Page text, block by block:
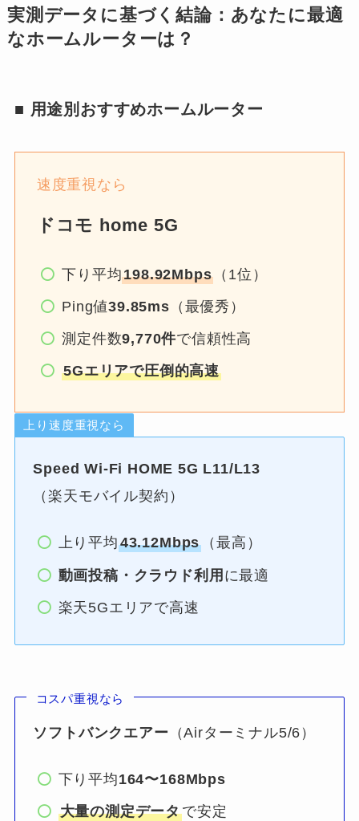
実測データに基づく結論：あなたに最適
なホームルーターは？
■ 用途別おすすめホームルーター
速度重視なら
ドコモ home 5G
下り平均198.92Mbps （1位）
Ping値39.85ms （最優秀）
測定件数9,770件で信頼性高
5Gエリアで圧倒的高速
上り速度重視なら
Speed Wi-Fi HOME 5G L11/L13
（楽天モバイル契約）
上り平均43.12Mbps （最高）
動画投稿・クラウド利用 に最適
楽天5Gエリアで高速
コスパ重視なら
ソフトバンクエアー （Airターミナル5/6）
下り平均164〜168Mbps
大量の測定データで安定